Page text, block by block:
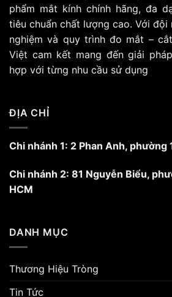
phẩm mắt kính chính hãng, đa
tiêu chuẩn chất lượng cao. Với đội
nghiệm và quy trình đo mắt –
Việt cam kết mang đến giải
hợp với từng nhu cầu sử dụng
ĐỊA CHỈ
Chi nhánh 1: 2 Phan Anh,
Chi nhánh 2: 81 Nguyễn Biểu,
HCM
DANH MỤC
Thương Hiệu Tròng
Tin Tức